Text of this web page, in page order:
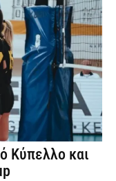
Κύπελλο και